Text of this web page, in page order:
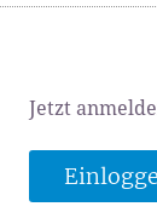
Jetzt